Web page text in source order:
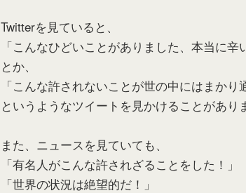
Twitterを見ていると、
「こんなひどいことがありました、本当に辛
とか、
「こんな許されないことが世の中にはまかり
というようなツイートを見かけることがあり
また、ニュースを見ていても、
「有名人がこんな許されざることをした！」
「世界の状況は絶望的だ！」